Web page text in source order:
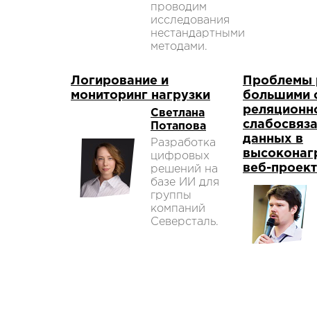
проводим
исследования
нестандартными
методами.
Логирование и
мониторинг нагрузки
Светлана
Потапова
Разработка
цифровых
решений на
базе ИИ для
группы
компаний
Северсталь.
Проблемы
большими
данных в
веб-